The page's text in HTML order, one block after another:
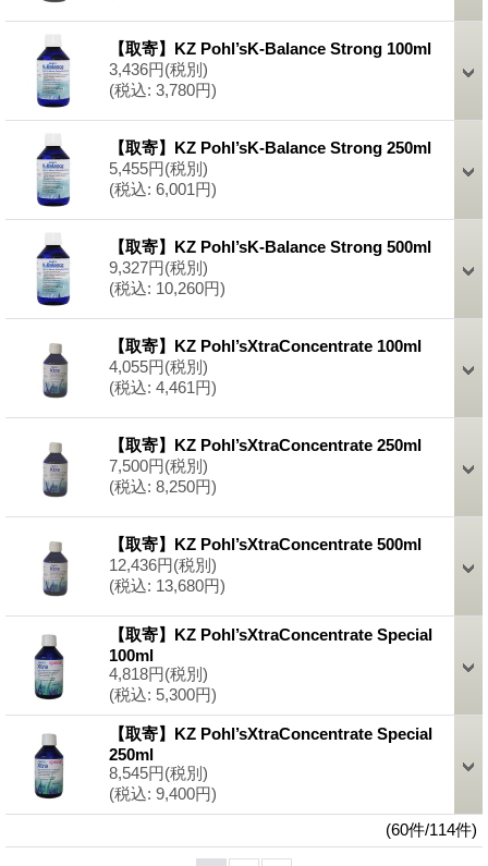
【取寄】KZ Pohl’sK-Balance Strong 100ml
3,436円(税別)
(税込: 3,780円)
【取寄】KZ Pohl’sK-Balance Strong 250ml
5,455円(税別)
(税込: 6,001円)
【取寄】KZ Pohl’sK-Balance Strong 500ml
9,327円(税別)
(税込: 10,260円)
【取寄】KZ Pohl’sXtraConcentrate 100ml
4,055円(税別)
(税込: 4,461円)
【取寄】KZ Pohl’sXtraConcentrate 250ml
7,500円(税別)
(税込: 8,250円)
【取寄】KZ Pohl’sXtraConcentrate 500ml
12,436円(税別)
(税込: 13,680円)
【取寄】KZ Pohl’sXtraConcentrate Special
100ml
4,818円(税別)
(税込: 5,300円)
【取寄】KZ Pohl’sXtraConcentrate Special
250ml
8,545円(税別)
(税込: 9,400円)
(60件/114件)